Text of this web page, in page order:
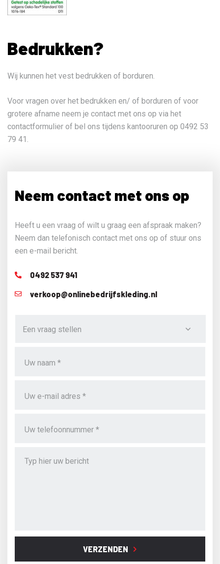
Bedrukken?
Wij kunnen het vest bedrukken of borduren.
Voor vragen over het bedrukken en/ of borduren of voor
grotere afname neem je contact met ons op via het
contactformulier of bel ons tijdens kantooruren op 0492 53
79 41.
Neem contact met ons op
Heeft u een vraag of wilt u graag een afspraak maken?
Neem dan telefonisch contact met ons op of stuur ons
een e-mail bericht.
0492 537 941
verkoop@onlinebedrijfskleding.nl
VERZENDEN